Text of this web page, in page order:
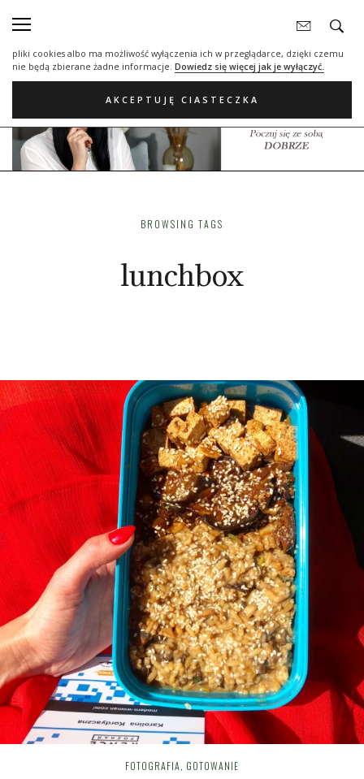
statystycznych, reklamowych oraz funkcjonalnych. Dzięki nim możemy
pliki cookies albo ma możliwość wyłączenia ich w przeglądarce, dzięki czemu
nie będą zbierane żadne informacje. Dowiedz się więcej jak je wyłączyć.
AKCEPTUJĘ CIASTECZKA
BROWSING TAGS
lunchbox
FOTOGRAFIA, GOTOWANIE